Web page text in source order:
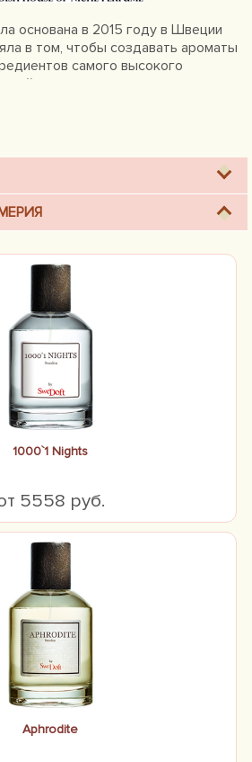
основана в 2015 году в Швеции
в том, чтобы создавать ароматы
самого высокого
начинался как предложение
ароматов для
конечном итоге стал парфюмерным
1000`1 Nights
5558 руб.
Aphrodite